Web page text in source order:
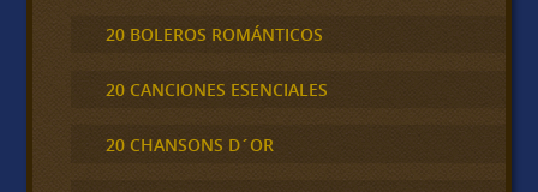
20 BOLEROS ROMÁNTICOS
20 CANCIONES ESENCIALES
20 CHANSONS D´OR